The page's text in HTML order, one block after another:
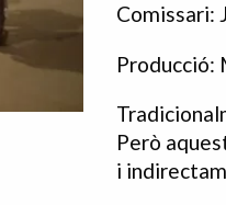
Comissari:
Producció:
Però
i